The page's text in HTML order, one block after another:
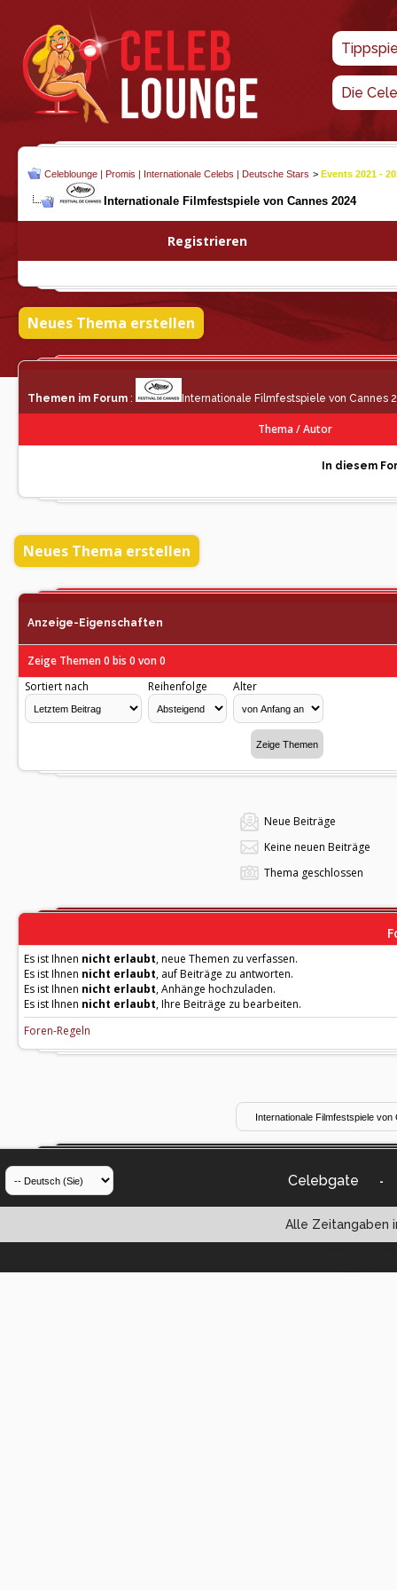
Die
Celeblounge | Promis | Internationale Celebs | Deutsche Stars > Events 2021 -
Internationale Filmfestspiele von Cannes 2024
Registrieren
Neues Thema erstellen
Themen im Forum : Internationale Filmfestspiele von Cannes
Thema/Autor
In diesem
Neues Thema erstellen
Anzeige-Eigenschaften
Zeige Themen 0 bis 0 von 0
Sortiert nach
Reihenfolge Alter
Neue Beiträge
Keine neuen Beiträge
Thema geschlossen
Es ist Ihnen nicht erlaubt, neue Themen zu verfassen.
Es ist Ihnen nicht erlaubt, auf Beiträge zu antworten.
Es ist Ihnen nicht erlaubt, Anhänge hochzuladen.
Es ist Ihnen nicht erlaubt, Ihre Beiträge zu bearbeiten.
Foren-Regeln
Celebgate -
Alle Zeitangaben